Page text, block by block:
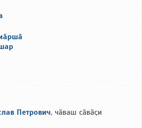
Петрович, чӑваш сӑвӑҫи